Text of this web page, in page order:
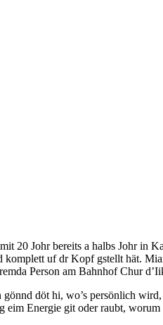
20 Johr bereits a halbs Johr in
uf dr Kopf gstellt hät.
Person am Bahnhof Chur
döt hi, wo’s persönlich
Energie git oder raubt,